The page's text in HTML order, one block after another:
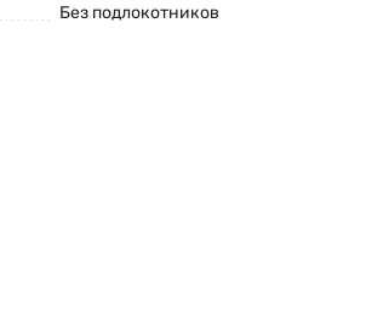
Без подлокотников